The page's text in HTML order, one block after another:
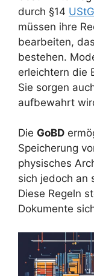
durch §14 UStG
müssen ihre
bearbeiten,
bestehen.
erleichtern die
Sie sorgen
aufbewahrt
Die GoBD
Speicherung
physisches
sich jedoch an
Diese Regeln
Dokumente